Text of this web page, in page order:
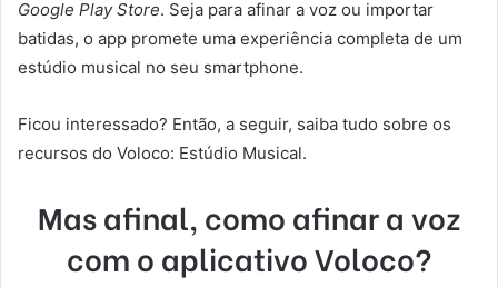
Google Play Store. Seja para afinar a voz ou importar
batidas, o app promete uma experiência completa de um
estúdio musical no seu smartphone.
Ficou interessado? Então, a seguir, saiba tudo sobre os
recursos do Voloco: Estúdio Musical.
Mas afinal, como afinar a voz
com o aplicativo Voloco?